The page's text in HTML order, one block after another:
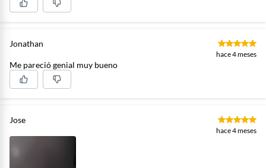
Jonathan
hace 4 meses
Me pareció genial muy bueno
Jose
hace 4 meses